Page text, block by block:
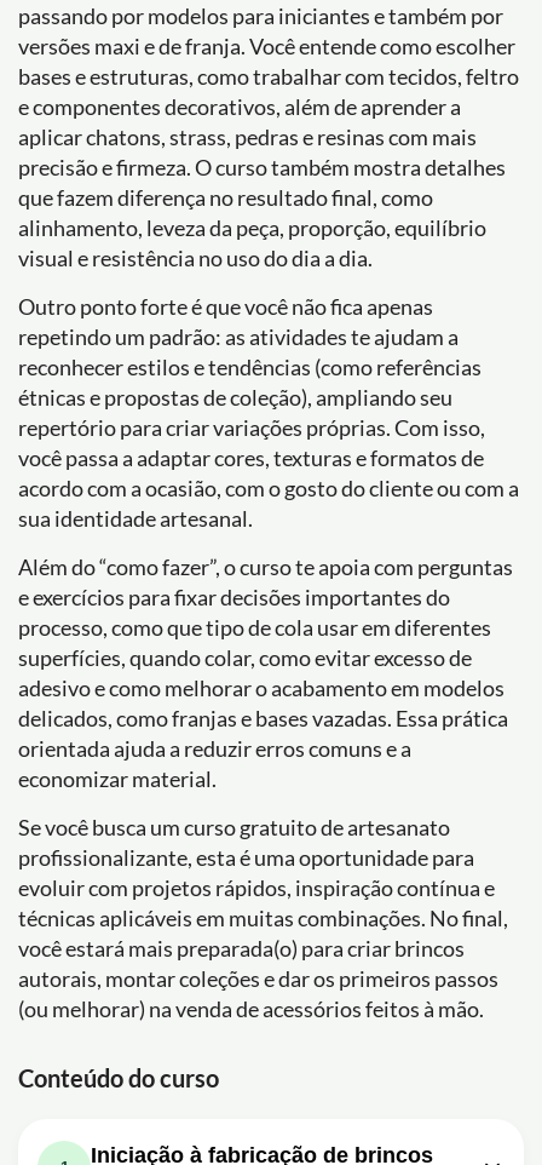
passando por modelos para iniciantes e também por
versões maxi e de franja. Você entende como escolher
bases e estruturas, como trabalhar com tecidos, feltro
e componentes decorativos, além de aprender a
aplicar chatons, strass, pedras e resinas com mais
precisão e firmeza. O curso também mostra detalhes
que fazem diferença no resultado final, como
alinhamento, leveza da peça, proporção, equilíbrio
visual e resistência no uso do dia a dia.
Outro ponto forte é que você não fica apenas
repetindo um padrão: as atividades te ajudam a
reconhecer estilos e tendências (como referências
étnicas e propostas de coleção), ampliando seu
repertório para criar variações próprias. Com isso,
você passa a adaptar cores, texturas e formatos de
acordo com a ocasião, com o gosto do cliente ou com a
sua identidade artesanal.
Além do “como fazer”, o curso te apoia com perguntas
e exercícios para fixar decisões importantes do
processo, como que tipo de cola usar em diferentes
superfícies, quando colar, como evitar excesso de
adesivo e como melhorar o acabamento em modelos
delicados, como franjas e bases vazadas. Essa prática
orientada ajuda a reduzir erros comuns e a
economizar material.
Se você busca um curso gratuito de artesanato
profissionalizante, esta é uma oportunidade para
evoluir com projetos rápidos, inspiração contínua e
técnicas aplicáveis em muitas combinações. No final,
você estará mais preparada(o) para criar brincos
autorais, montar coleções e dar os primeiros passos
(ou melhorar) na venda de acessórios feitos à mão.
Conteúdo do curso
Iniciação à fabricação de brincos